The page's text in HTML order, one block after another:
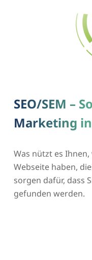
SEO/SEM –
Marketing
Was nützt es
Webseite haben,
sorgen dafür, dass
gefunden werden.